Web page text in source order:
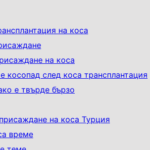
на коса
на коса
косопад след коса трансплантация
е твърде бързо
на коса Турция
време